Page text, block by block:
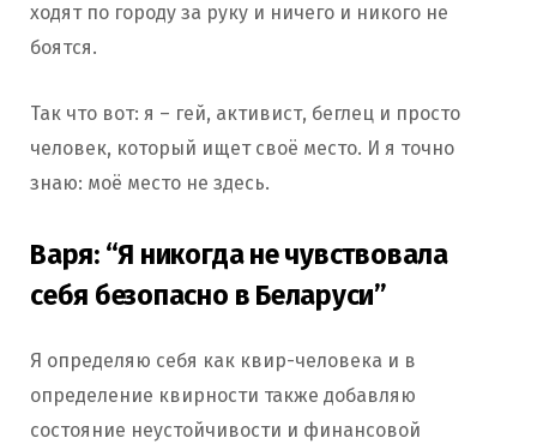
ходят по городу за руку и ничего и никого не
боятся.
Так что вот: я – гей, активист, беглец и просто
человек, который ищет своё место. И я точно
знаю: моё место не здесь.
Варя: “Я никогда не чувствовала
себя безопасно в Беларуси”
Я определяю себя как квир-человека и в
определение квирности также добавляю
состояние неустойчивости и финансовой